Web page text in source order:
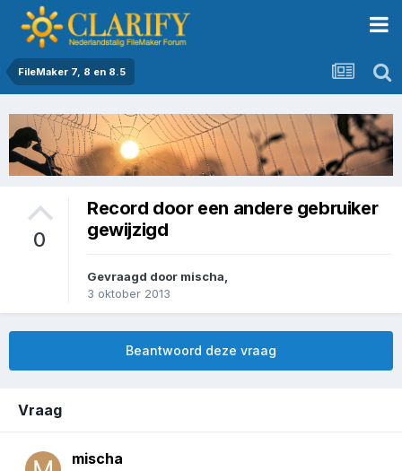
FileMaker 7, 8 en 8.5
0
Record door een andere gebruiker
gewijzigd
Gevraagd door mischa
3 oktober 2013
Beantwoord deze vraag
Vraag
mischa